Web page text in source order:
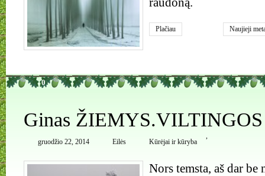
Plačiau Naujieji
0
Ginas
gruodžio 22, 2014 Eilės
,
Kūrėjai ir kūryba
Nors temsta, aš dar be